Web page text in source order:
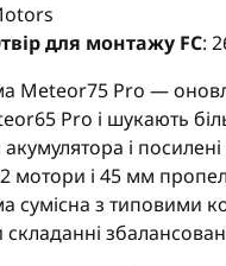
для монтажу FC:
Meteor75 Pro —
Pro і шукають
акумулятора і
мотори і 45 мм
сумісна з типовими
складанні